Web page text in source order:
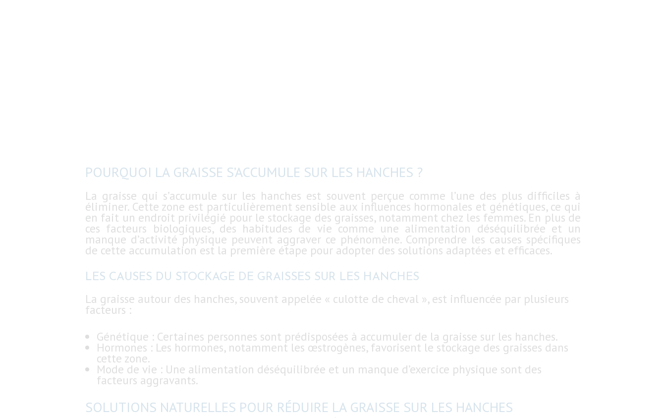
INTERVENTIONS
POURQUOI LA GRAISSE S’ACCUMULE SUR LES HANCHES ?
La graisse qui s’accumule sur les hanches est souvent perçue comme l’une des plus difficiles à
éliminer. Cette zone est particulièrement sensible aux influences hormonales et génétiques, ce qui
en fait un endroit privilégié pour le stockage des graisses, notamment chez les femmes. En plus de
ces facteurs biologiques, des habitudes de vie comme une alimentation déséquilibrée et un
manque d’activité physique peuvent aggraver ce phénomène. Comprendre les causes spécifiques
de cette accumulation est la première étape pour adopter des solutions adaptées et efficaces.
LES CAUSES DU STOCKAGE DE GRAISSES SUR LES HANCHES
La graisse autour des hanches, souvent appelée « culotte de cheval », est influencée par plusieurs
facteurs :
Génétique : Certaines personnes sont prédisposées à accumuler de la graisse sur les hanches.
Hormones : Les hormones, notamment les œstrogènes, favorisent le stockage des graisses dans
cette zone.
Mode de vie : Une alimentation déséquilibrée et un manque d’exercice physique sont des
facteurs aggravants.
SOLUTIONS NATURELLES POUR RÉDUIRE LA GRAISSE SUR LES HANCHES